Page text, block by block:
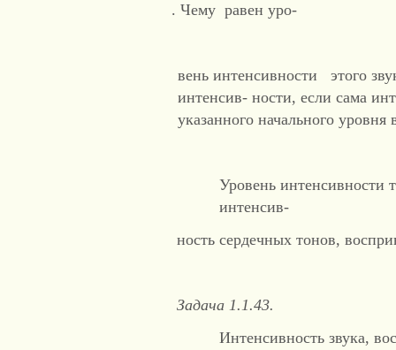
. Чему равен уро-
вень интенсивности этого
интенсив- ности, если сама
указанного начального уровня
Уровень интенсивности
интенсив-
ность сердечных тонов,
Задача 1.1.43.
Интенсивность звука,